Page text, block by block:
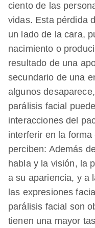
ciento de las
vidas. Esta pérdida
un lado de la cara,
nacimiento o
resultado de una
secundario de una
algunos
parálisis facial
interacciones del
interferir en la
perciben: Además
habla y la visión, la
a su apariencia, y a
las expresiones
parálisis facial son
tienen una mayor